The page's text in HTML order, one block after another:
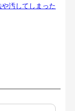
汚してしまった